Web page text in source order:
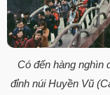
Có đến hàng nghìn
đỉnh núi Huyền Vũ